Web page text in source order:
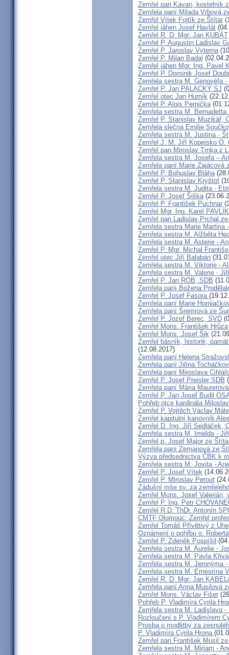
Zemřel pan Kavan, kostelník
Zemřela paní Milada Vrbová
Zemřel Vítek Fojtík ze Štítar
Zemřel jáhen Josef Havlát
Zemřel R. D. Mgr. Jan KUBÁT
Zemřel P. Augustin Ladislav
Zemřel P. Jaroslav Vyterna
Zemřel P. Milan Badal
Zemřel jáhen Mgr. Ing. Pavel
Zemřel P. Dominik Josef
Zemřela sestra M. Genovéfa
Zemřel P. Jan PALACKÝ SJ
Zemřel otec Jan Hurník
Zemřel P. Alois Pernička
Zemřela sestra M. Bernadetta
Zemřel P. Stanislav Muzikář,
Zemřela slečna Emilie
Zemřela sestra M. Justina -
Zemřel J. M. Jiří Kopejsko O.
Zemřel pan Miroslav Trnka z
Zemřela sestra M. Josefa –
Zemřela paní Marie Zajácová
Zemřel P. Bohuslav Bláha
Zemřel P. Stanislav Kryštof
Zemřela sestra M. Judita -
Zemřel P. Josef Šiška
Zemřel P. František Puchnar
Zemřel Mgr. Ing. Karel
Zemřel pan Ladislav Prchal
Zemřela sestra Marie Martina
Zemřela sestra M. Alžběta
Zemřela sestra M. Asterie -
Zemřel P. Mgr. Michal
Zemřel otec Jiří Balabán
Zemřela sestra M. Viktorie -
Zemřela sestra M. Valerie -
Zemřel P. Jan ROB, SDB
Zemřela paní Božena
Zemřel P. Josef Fasora
Zemřela paní Marie
Zemřela paní Šremrová ze
Zemřel P. Jozef Berec, SVD
Zemřel Mons. František Hrůza
Zemřel Mons. Josef Šik
Zemřel básník, historik,
(12.08.2017)
Zemřela paní Helena
Zemřela paní Jiřina
Zemřela paní Miroslava
Zemřel P. Josef Preisler SDB
Zemřela paní Mária
Zemřel P. Jan Josef Budil
Pohřeb otce kardinála
Zemřel P. Vojtěch Václav
Zemřel kapitulní kanovník
Zemřel D. Ing. Jiří Sedláček,
Zemřela sestra M. Imelda -
Zemřel p. Josef Major ze
Zemřela paní Zemanová ze
Výzva předsednictva ČBK k
Zemřela sestra M. Jovita -
Zemřel P. Josef Vítek
Zemřel P. Miroslav Perout
Zádušní mše sv. za
Zemřel Mons. Josef Valerián,
Zemřel P. Ing. Petr
Zemřel R.D. ThDr. Antonín
CMTF Olomouc: Zemřel
Zemřel Tomáš Přívětivý z
Oznámení o pohřbu o.
Zemřel P. Zdeněk Pospíšil
Zemřela sestra M. Aurelie -
Zemřela sestra M. Pavla
Zemřela sestra M. Jeronýma
Zemřela sestra M. Ernestína
Zemřel R. D. Mgr. Jan
Zemřela paní Anna Musilová
Zemřel Mons. Václav Fišer
Pohřeb P. Vladimíra Cyrila
Zemřela sestra M. Ladislava -
Rozloučení s P. Vladimírem
Prosba o modlitby za
P. Vladimíra Cyrila Hrona
Zemřel pan František Musil
Zemřela sestra M. Miriam -